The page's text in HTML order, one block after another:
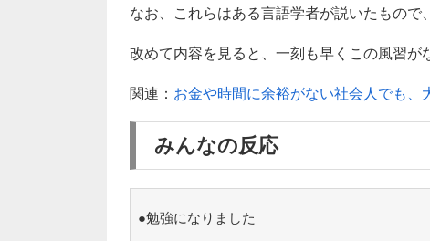
なお、これらはある言語学者が説いたもので
改めて内容を見ると、一刻も早くこの風習が
関連： お金や時間に余裕がない社会人でも
みんなの反応
●勉強になりました